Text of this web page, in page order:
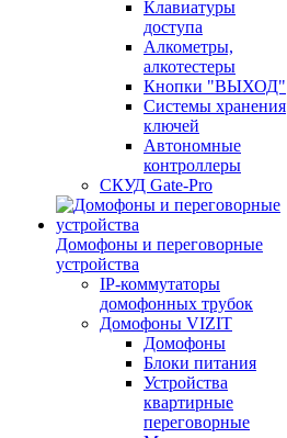
Клавиатуры
доступа
Алкометры,
алкотестеры
Кнопки "ВЫХОД"
Системы хранения
ключей
Автономные
контроллеры
СКУД Gate-Pro
Домофоны и переговорные
устройства
IP-коммутаторы
домофонных трубок
Домофоны VIZIT
Домофоны
Блоки питания
Устройства
квартирные
переговорные